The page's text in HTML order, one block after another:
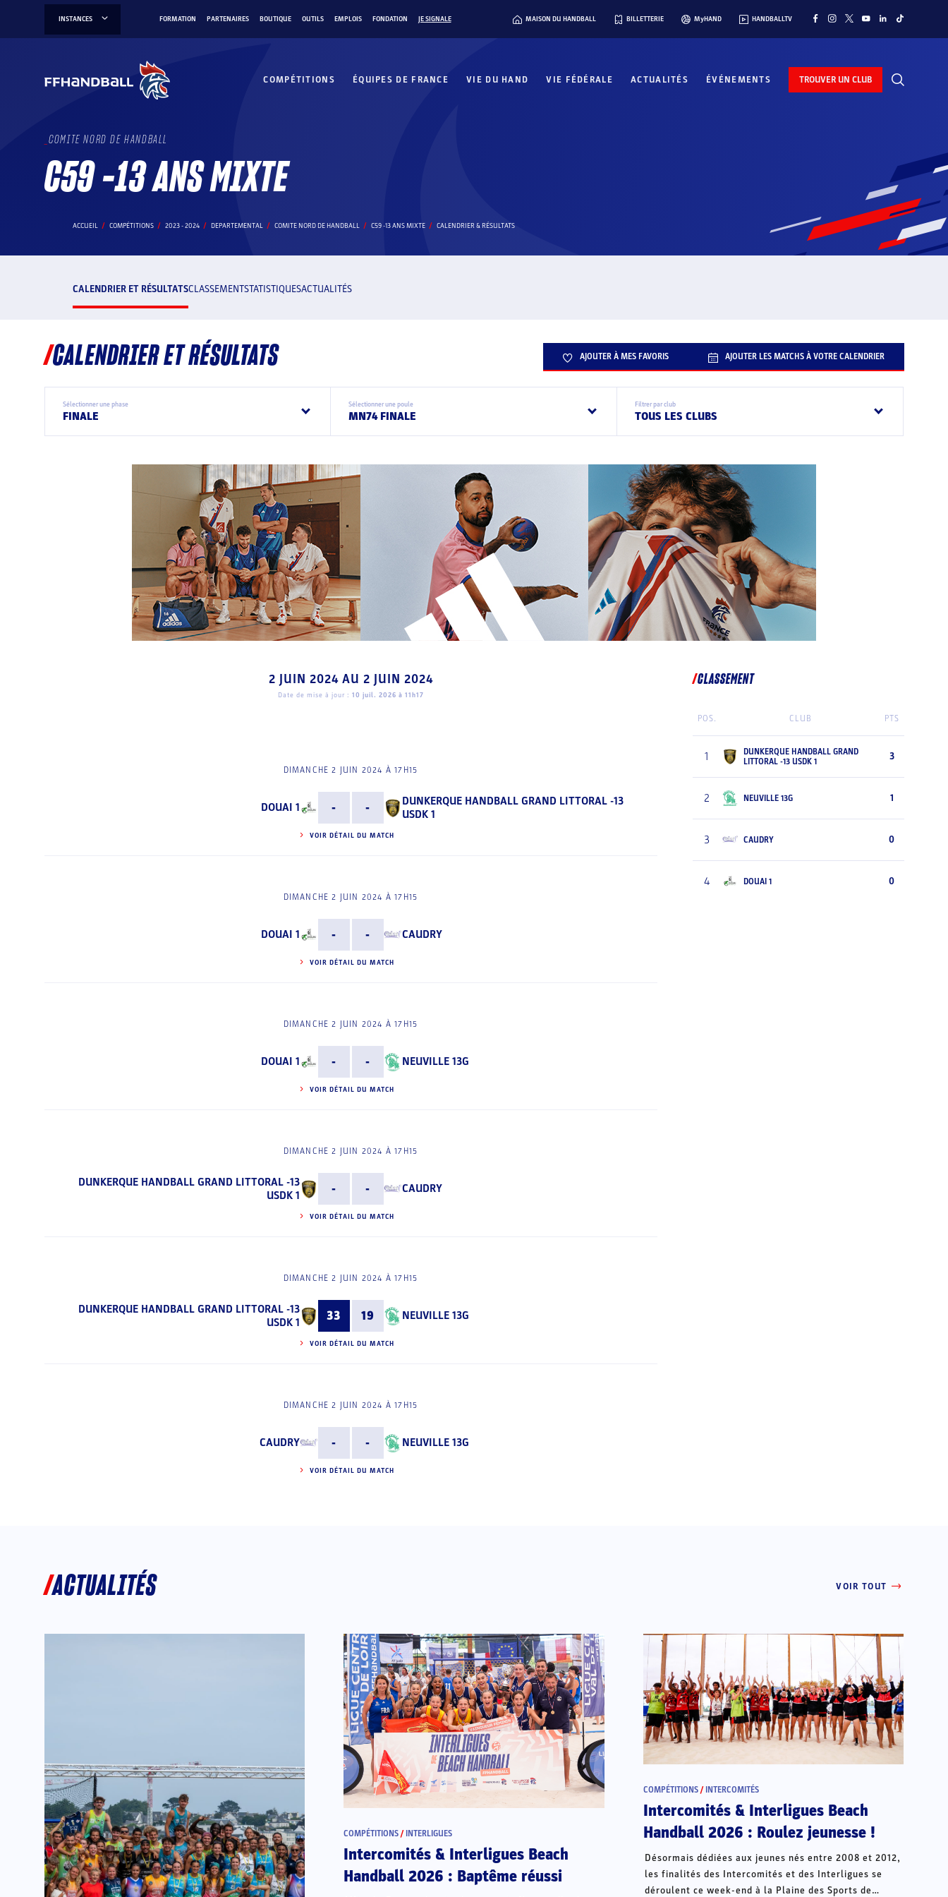
INSTANCES FORMATION PARTENAIRES BOUTIQUE OUTILS EMPLOIS FONDATION JE SIGNALE MAISON DU HANDBALL BILLETTERIE MyHAND HANDBALLTV
COMPÉTITIONS ÉQUIPES DE FRANCE VIE DU HAND VIE FÉDÉRALE ACTUALITÉS ÉVÉNEMENTS TROUVER UN CLUB
COMITE NORD DE HANDBALL
C59 -13 ANS MIXTE
ACCUEIL COMPÉTITIONS 2023 - 2024 DEPARTEMENTAL COMITE NORD DE HANDBALL C59 -13 ANS MIXTE CALENDRIER & RÉSULTATS
CALENDRIER ET RÉSULTATSCLASSEMENTSTATISTIQUESACTUALITÉS
CALENDRIER ET RÉSULTATS AJOUTER À MES FAVORIS AJOUTER LES MATCHS À VOTRE CALENDRIER
Sélectionner une phase
FINALE
Sélectionner une poule
MN74 FINALE
Filtrer par club
TOUS LES CLUBS
2 JUIN 2024AU 2 JUIN 2024
Date de mise à jour : 10 juil. 2026 à 11h17
DIMANCHE 2 JUIN 2024 À 17H15
DOUAI 1 - -
DUNKERQUE HANDBALL GRAND LITTORAL -13
USDK 1
VOIR DÉTAIL DU MATCH
DIMANCHE 2 JUIN 2024 À 17H15
DOUAI 1 - - CAUDRY
VOIR DÉTAIL DU MATCH
DIMANCHE 2 JUIN 2024 À 17H15
DOUAI 1 - - NEUVILLE 13G
VOIR DÉTAIL DU MATCH
DIMANCHE 2 JUIN 2024 À 17H15
DUNKERQUE HANDBALL GRAND LITTORAL -13
USDK 1
- - CAUDRY
VOIR DÉTAIL DU MATCH
DIMANCHE 2 JUIN 2024 À 17H15
DUNKERQUE HANDBALL GRAND LITTORAL -13
USDK 1
33 19 NEUVILLE 13G
VOIR DÉTAIL DU MATCH
DIMANCHE 2 JUIN 2024 À 17H15
CAUDRY - - NEUVILLE 13G
VOIR DÉTAIL DU MATCH
CLASSEMENT
POS. CLUB PTS
1
DUNKERQUE HANDBALL GRAND
LITTORAL -13 USDK 1
3
2 NEUVILLE 13G 1
3 CAUDRY 0
4 DOUAI 1 0
ACTUALITÉS VOIR TOUT
COMPÉTITIONS / INTERLIGUES
Intercomités & Interligues Beach
Handball 2026 : Baptême réussi
COMPÉTITIONS / INTERCOMITÉS
Intercomités & Interligues Beach
Handball 2026 : Roulez jeunesse !
Désormais dédiées aux jeunes nés entre 2008 et 2012,
les finalités des Intercomités et des Interligues se
déroulent ce week-end à la Plaine des Sports de